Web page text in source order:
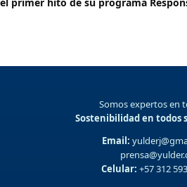
Somos expertos en
Sostenibilidad en todos
Email:
Celular: +57 312